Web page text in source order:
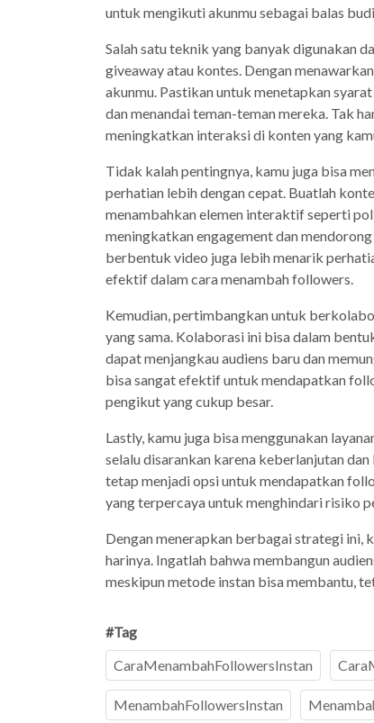
untuk mengikuti akunmu sebagai balas
Salah satu teknik yang banyak digunakan
giveaway atau kontes. Dengan
akunmu. Pastikan untuk menetapkan
dan menandai teman-teman mereka. Tak
meningkatkan interaksi di konten yang
Tidak kalah pentingnya, kamu juga bisa
perhatian lebih dengan cepat. Buatlah
menambahkan elemen interaktif seperti
meningkatkan engagement dan
berbentuk video juga lebih menarik
efektif dalam cara menambah followers.
Kemudian, pertimbangkan untuk
yang sama. Kolaborasi ini bisa dalam
dapat menjangkau audiens baru dan
bisa sangat efektif untuk mendapatkan
pengikut yang cukup besar.
Lastly, kamu juga bisa menggunakan
selalu disarankan karena keberlanjutan
tetap menjadi opsi untuk mendapatkan
yang terpercaya untuk menghindari risiko
Dengan menerapkan berbagai strategi ini,
harinya. Ingatlah bahwa membangun
meskipun metode instan bisa membantu,
#Tag
CaraMenambahFollowersInstan
MenambahFollowersInstan